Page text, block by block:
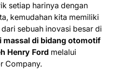
setiap harinya dengan
kemudahan kita memiliki
sebuah inovasi besar di
massal di bidang otomotif
Henry Ford melalui
Company.